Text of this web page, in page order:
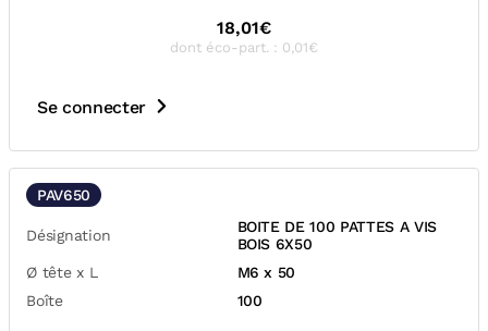
18,01€
dont éco-part. : 0,01€
Se connecter
PAV650
Désignation
BOITE DE 100 PATTES A VIS
BOIS 6X50
Ø tête x L
M6 x 50
Boîte
100